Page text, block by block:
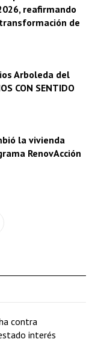
reafirmando
de
Arboleda del
CON SENTIDO
la vivienda
RenovAcción
contra
interés